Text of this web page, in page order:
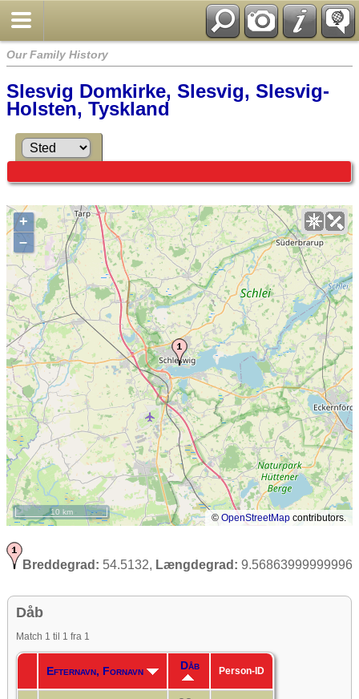
Our Family History
Slesvig Domkirke, Slesvig, Slesvig-
Holsten, Tyskland
+
–
© OpenStreetMap contributors.
10 km
Breddegrad: 54.5132, Længdegrad: 9.56863999999996
Dåb
Match 1 til 1 fra 1
Efternavn, Fornavn Dåb Person-ID